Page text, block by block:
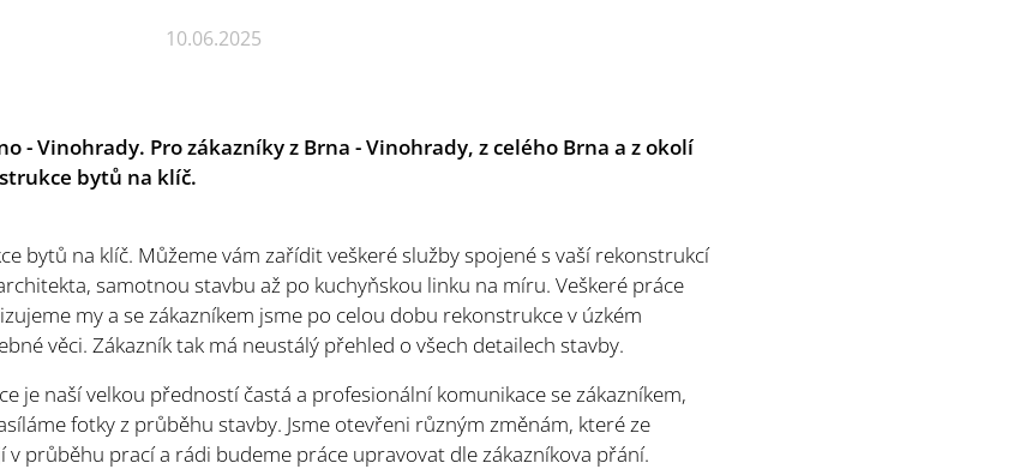
10.06.2025
- Vinohrady. Pro zákazníky z Brna - Vinohrady, z celého Brna a z okolí
bytů na klíč.
bytů na klíč. Můžeme vám zařídit veškeré služby spojené s vaší rekonstrukcí
samotnou stavbu až po kuchyňskou linku na míru. Veškeré práce
my a se zákazníkem jsme po celou dobu rekonstrukce v úzkém
věci. Zákazník tak má neustálý přehled o všech detailech stavby.
je naší velkou předností častá a profesionální komunikace se zákazníkem,
fotky z průběhu stavby. Jsme otevřeni různým změnám, které ze
v průběhu prací a rádi budeme práce upravovat dle zákazníkova přání.